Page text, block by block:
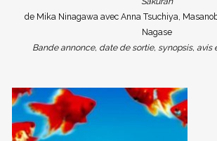
de Mika Ninagawa avec Anna Tsuchiya,
Nagase
Bande annonce, date de sortie, synopsis, avis